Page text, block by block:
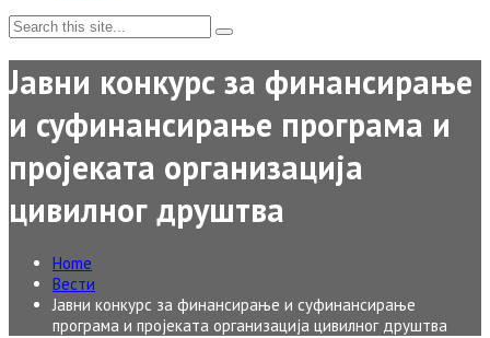
Јавни конкурс за финансирање
и суфинансирање програма и
пројеката организација
цивилног друштва
Home
Вести
Јавни конкурс за финансирање и суфинансирање
програма и пројеката организација цивилног друштва